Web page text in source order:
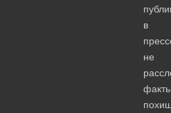
в
не